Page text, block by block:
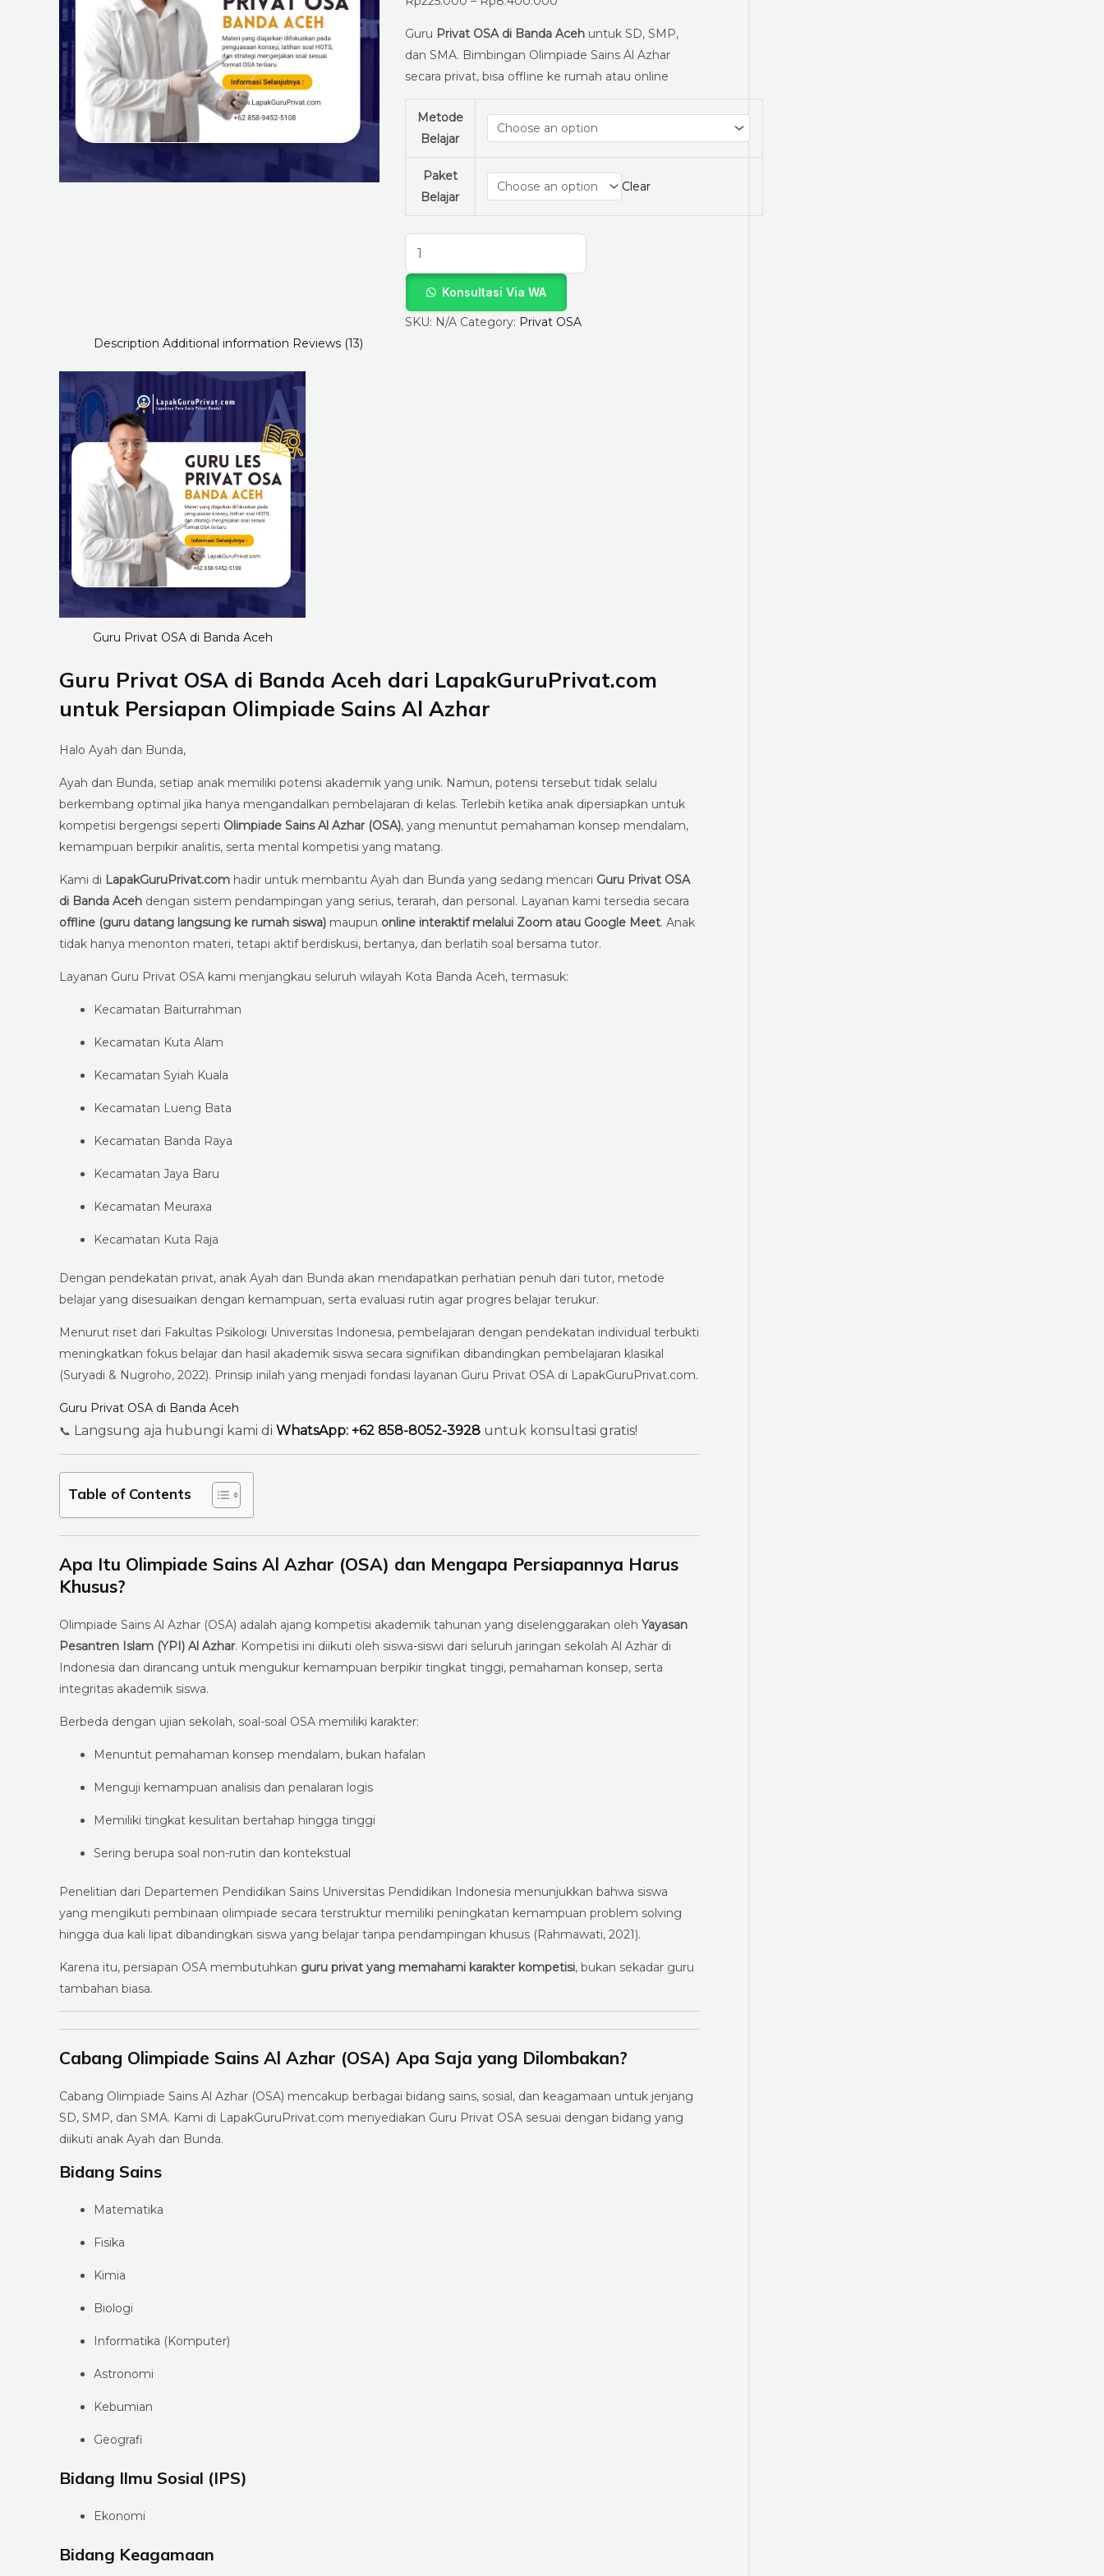
Guru Privat OSA di Banda Acehuntuk SD, SMP,
dan SMA. Bimbingan Olimpiade Sains Al Azhar
secara privat, bisa offline ke rumah atau online
Metode
Belajar
Paket
Belajar
Clear
untuk
Persiapan
Olimpiade
quantity
Konsultasi Via WA
SKU: N/A Category: Privat OSA
Description Additional information Reviews (13)
Guru Privat OSA di Banda Aceh
Guru Privat OSA di Banda Aceh dari LapakGuruPrivat.com
untuk Persiapan Olimpiade Sains Al Azhar
Halo Ayah dan Bunda,
Ayah dan Bunda, setiap anak memiliki potensi akademik yang unik. Namun, potensi tersebut tidak selalu
berkembang optimal jika hanya mengandalkan pembelajaran di kelas. Terlebih ketika anak dipersiapkan untuk
kompetisi bergengsi seperti Olimpiade Sains Al Azhar (OSA), yang menuntut pemahaman konsep mendalam,
kemampuan berpikir analitis, serta mental kompetisi yang matang.
Kami di LapakGuruPrivat.com hadir untuk membantu Ayah dan Bunda yang sedang mencari Guru Privat OSA
di Banda Aceh dengan sistem pendampingan yang serius, terarah, dan personal. Layanan kami tersedia secara
offline (guru datang langsung ke rumah siswa) maupun online interaktif melalui Zoom atau Google Meet. Anak
tidak hanya menonton materi, tetapi aktif berdiskusi, bertanya, dan berlatih soal bersama tutor.
Layanan Guru Privat OSA kami menjangkau seluruh wilayah Kota Banda Aceh, termasuk:
Kecamatan Baiturrahman
Kecamatan Kuta Alam
Kecamatan Syiah Kuala
Kecamatan Lueng Bata
Kecamatan Banda Raya
Kecamatan Jaya Baru
Kecamatan Meuraxa
Kecamatan Kuta Raja
Dengan pendekatan privat, anak Ayah dan Bunda akan mendapatkan perhatian penuh dari tutor, metode
belajar yang disesuaikan dengan kemampuan, serta evaluasi rutin agar progres belajar terukur.
Menurut riset dari Fakultas Psikologi Universitas Indonesia, pembelajaran dengan pendekatan individual terbukti
meningkatkan fokus belajar dan hasil akademik siswa secara signifikan dibandingkan pembelajaran klasikal
(Suryadi & Nugroho, 2022). Prinsip inilah yang menjadi fondasi layanan Guru Privat OSA di LapakGuruPrivat.com.
Guru Privat OSA di Banda Aceh
📞 Langsung aja hubungi kami di WhatsApp: +62 858-8052-3928 untuk konsultasi gratis!
Table of Contents
Apa Itu Olimpiade Sains Al Azhar (OSA) dan Mengapa Persiapannya Harus
Khusus?
Olimpiade Sains Al Azhar (OSA) adalah ajang kompetisi akademik tahunan yang diselenggarakan oleh Yayasan
Pesantren Islam (YPI) Al Azhar. Kompetisi ini diikuti oleh siswa-siswi dari seluruh jaringan sekolah Al Azhar di
Indonesia dan dirancang untuk mengukur kemampuan berpikir tingkat tinggi, pemahaman konsep, serta
integritas akademik siswa.
Berbeda dengan ujian sekolah, soal-soal OSA memiliki karakter:
Menuntut pemahaman konsep mendalam, bukan hafalan
Menguji kemampuan analisis dan penalaran logis
Memiliki tingkat kesulitan bertahap hingga tinggi
Sering berupa soal non-rutin dan kontekstual
Penelitian dari Departemen Pendidikan Sains Universitas Pendidikan Indonesia menunjukkan bahwa siswa
yang mengikuti pembinaan olimpiade secara terstruktur memiliki peningkatan kemampuan problem solving
hingga dua kali lipat dibandingkan siswa yang belajar tanpa pendampingan khusus (Rahmawati, 2021).
Karena itu, persiapan OSA membutuhkan guru privat yang memahami karakter kompetisi, bukan sekadar guru
tambahan biasa.
Cabang Olimpiade Sains Al Azhar (OSA) Apa Saja yang Dilombakan?
Cabang Olimpiade Sains Al Azhar (OSA) mencakup berbagai bidang sains, sosial, dan keagamaan untuk jenjang
SD, SMP, dan SMA. Kami di LapakGuruPrivat.com menyediakan Guru Privat OSA sesuai dengan bidang yang
diikuti anak Ayah dan Bunda.
Bidang Sains
Matematika
Fisika
Kimia
Biologi
Informatika (Komputer)
Astronomi
Kebumian
Geografi
Bidang Ilmu Sosial (IPS)
Ekonomi
Bidang Keagamaan